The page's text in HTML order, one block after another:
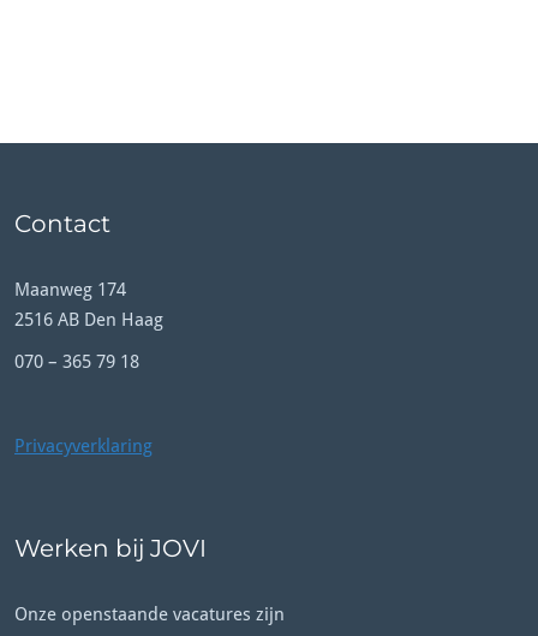
Contact
Maanweg 174
2516 AB Den Haag
070 – 365 79 18
Privacyverklaring
Werken bij JOVI
Onze openstaande vacatures zijn